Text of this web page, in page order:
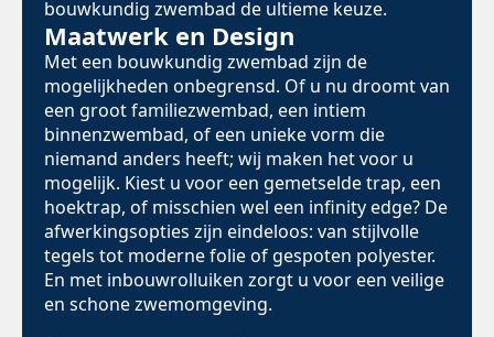
bouwkundig zwembad de ultieme keuze.
Maatwerk en Design
Met een bouwkundig zwembad zijn de
mogelijkheden onbegrensd. Of u nu droomt van
een groot familiezwembad, een intiem
binnenzwembad, of een unieke vorm die
niemand anders heeft; wij maken het voor u
mogelijk. Kiest u voor een gemetselde trap, een
hoektrap, of misschien wel een infinity edge? De
afwerkingsopties zijn eindeloos: van stijlvolle
tegels tot moderne folie of gespoten polyester.
En met inbouwrolluiken zorgt u voor een veilige
en schone zwemomgeving.